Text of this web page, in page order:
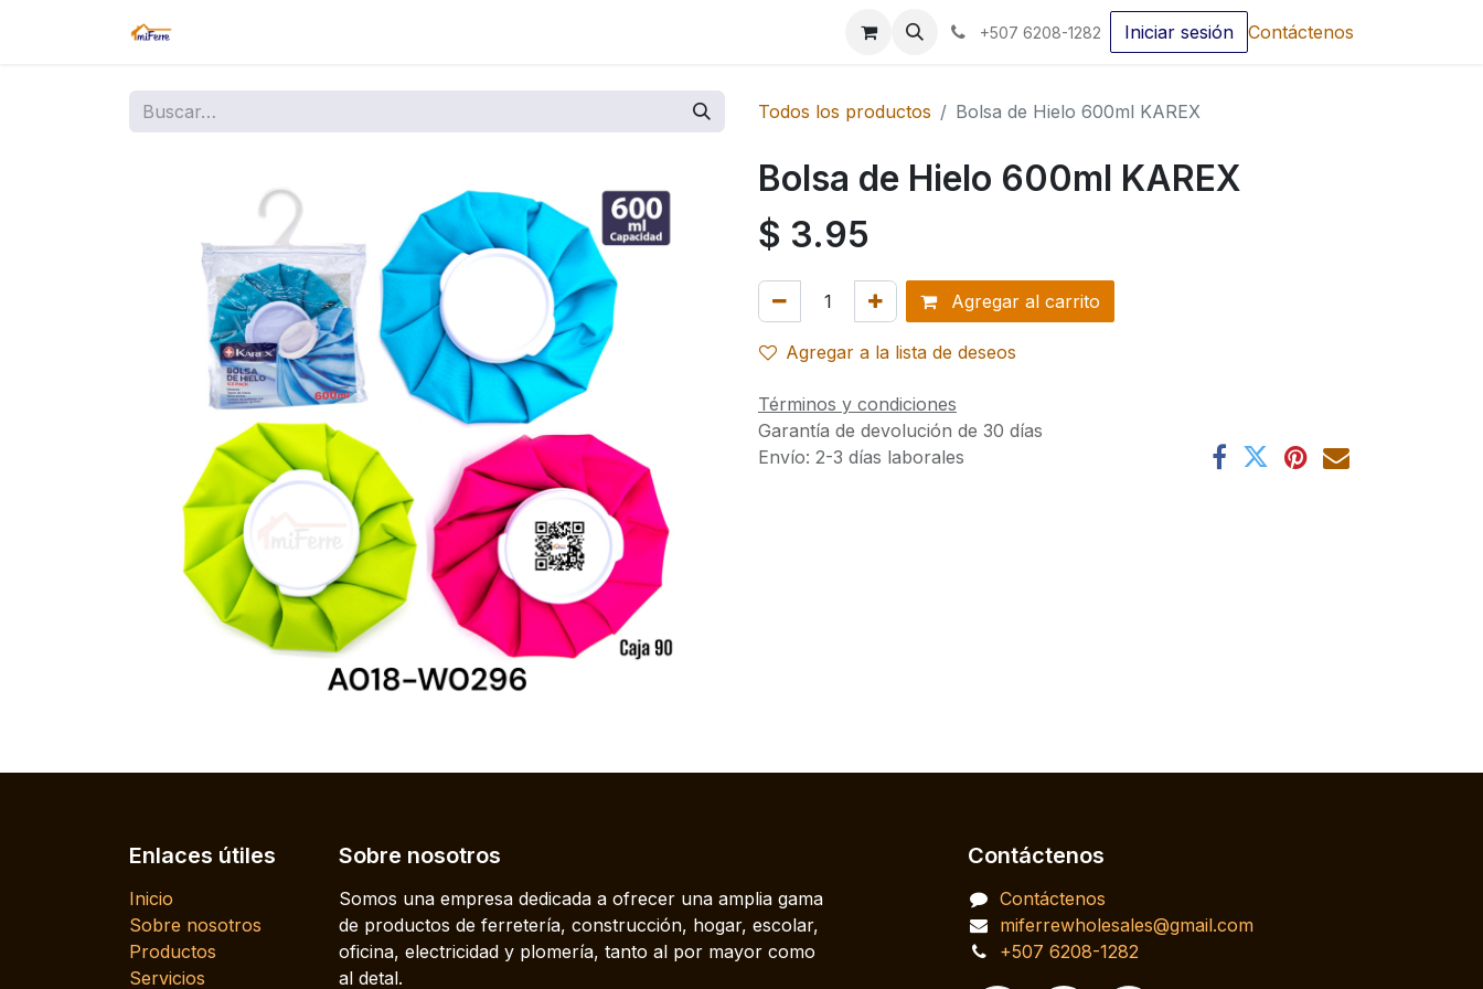
+507 6208-1282 Iniciar sesión Contáctenos
Todos los productos Bolsa de Hielo 600ml KAREX
Bolsa de Hielo 600ml KAREX
$ 3.95
Agregar al carrito
Agregar a la lista de deseos
Términos y condiciones
Garantía de devolución de 30 días
Envío: 2-3 días laborales
Enlaces útiles
Inicio
Sobre nosotros
Productos
Servicios
Sobre nosotros
Somos una empresa dedicada a ofrecer una amplia gama
de productos de ferretería, construcción, hogar, escolar,
oficina, electricidad y plomería, tanto al por mayor como
al detal.
Contáctenos
Contáctenos
miferrewholesales@gmail.com
+507 6208-1282